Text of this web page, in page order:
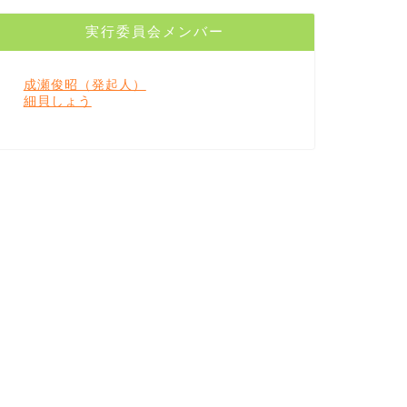
実行委員会メンバー
成瀬俊昭（発起人）
細貝しょう